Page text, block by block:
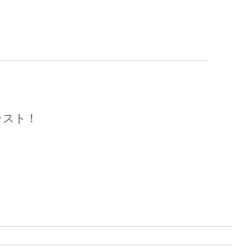
ト！